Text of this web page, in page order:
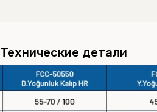
Технические детали